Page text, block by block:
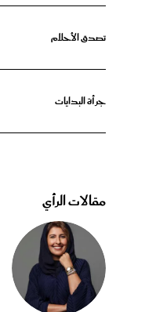
تصدق الأحلام
جرأة البدايات
مقالات الرأي